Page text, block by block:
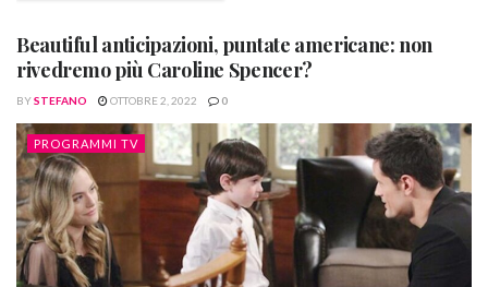
verrà spiegato. Il Segreto...
Beautiful anticipazioni, puntate americane: non
rivedremo più Caroline Spencer?
BYSTEFANO OTTOBRE 2, 2022 0
PROGRAMMI TV